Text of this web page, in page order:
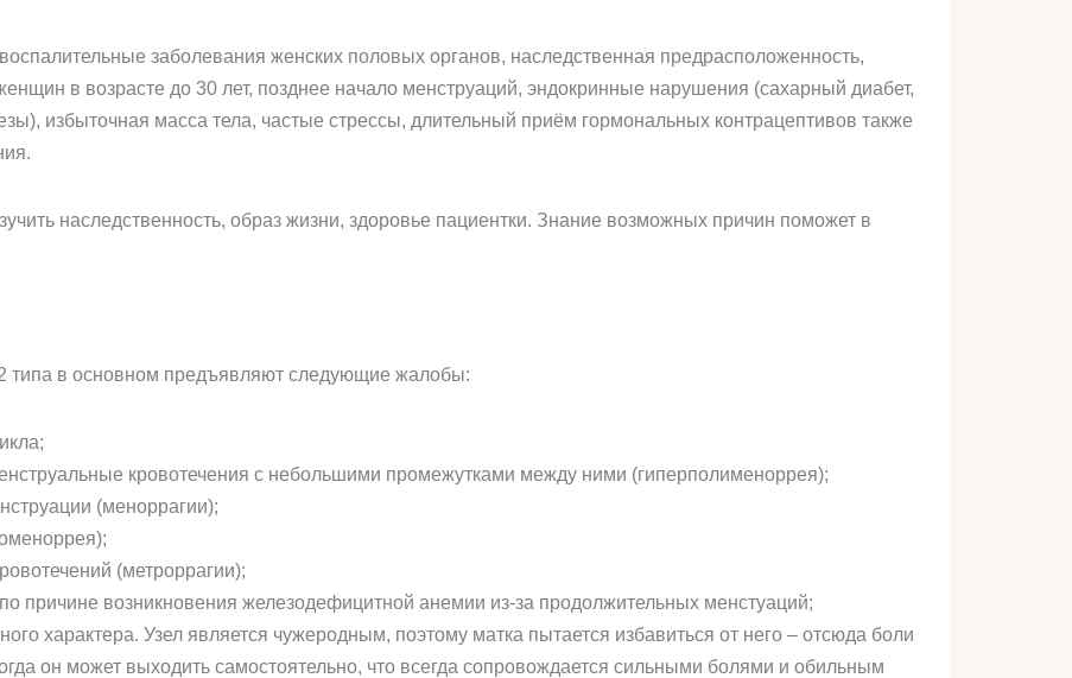
заболевания женских половых органов, наследственная предрасположенность,
в возрасте до 30 лет, позднее начало менструаций, эндокринные нарушения (сахарный диабет,
избыточная масса тела, частые стрессы, длительный приём гормональных контрацептивов также
наследственность, образ жизни, здоровье пациентки. Знание возможных причин поможет в
типа в основном предъявляют следующие жалобы:
кровотечения с небольшими промежутками между ними (гиперполименоррея);
(меноррагии);
(метроррагии);
причине возникновения железодефицитной анемии из-за продолжительных менстуаций;
характера. Узел является чужеродным, поэтому матка пытается избавиться от него – отсюда боли
он может выходить самостоятельно, что всегда сопровождается сильными болями и обильным